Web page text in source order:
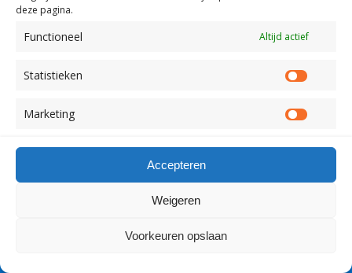
deze pagina.
Functioneel Altijd actief
Statistieken
Marketing
Accepteren
Weigeren
Voorkeuren opslaan